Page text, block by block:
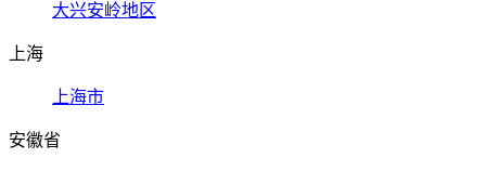
大兴安岭地区
上海
上海市
安徽省